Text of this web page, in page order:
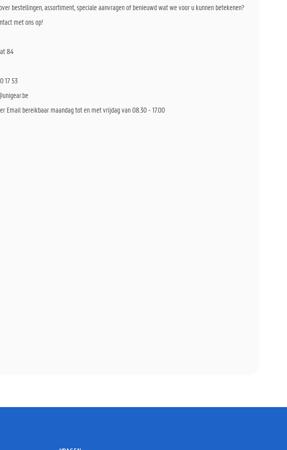
bestellingen, assortiment, speciale aanvragen of benieuwd wat we voor u kunnen betekenen?
met ons op!
84
17 53
Email bereikbaar maandag tot en met vrijdag van 08.30 - 17.00